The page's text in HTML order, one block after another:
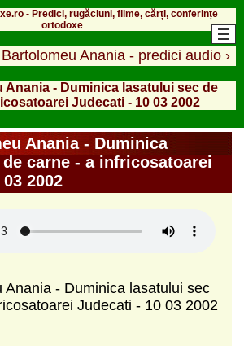
- Predici, rugăciuni, filme, cărți, conferințe
ortodoxe
Anania - predici audio ›
Anania - Duminica lasatului sec de
Judecati - 10 03 2002
Anania - Duminica
carne - a infricosatoarei
2002
Anania - Duminica lasatului sec
Judecati - 10 03 2002